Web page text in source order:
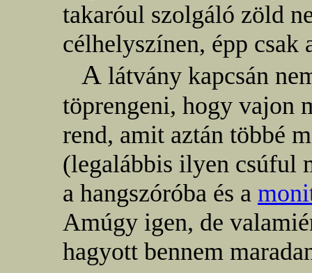
takaróul szolgáló zöld
célhelyszínen, épp
A látvány kapcsán
töprengeni, hogy vajon
rend, amit aztán többé
(legalábbis ilyen csúful
a hangszóróba és a
Amúgy igen, de
hagyott bennem